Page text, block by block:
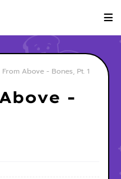
From Above - Bones, Pt. 1
-